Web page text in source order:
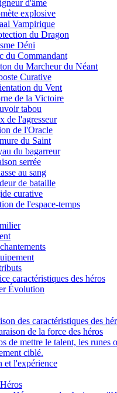
d'âme
explosive
Vampirique
du Dragon
Déni
du Commandant
du Marcheur du Néant
Curative
du Vent
de la Victoire
tabou
de l'agresseur
de l'Oracle
du Saint
du bagarreur
serrée
au sang
de bataille
curative
de l'espace-temps
caractéristiques des héros
Évolution
des caractéristiques des
de la force des héros
de mettre le talent, les runes
ciblé.
et l'expérience